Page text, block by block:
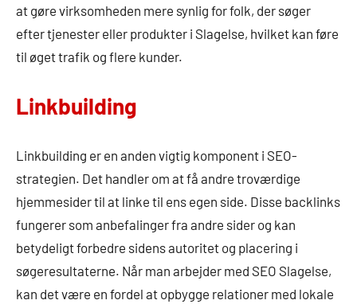
at gøre virksomheden mere synlig for folk, der søger
efter tjenester eller produkter i Slagelse, hvilket kan føre
til øget trafik og flere kunder.
Linkbuilding
Linkbuilding er en anden vigtig komponent i SEO-
strategien. Det handler om at få andre troværdige
hjemmesider til at linke til ens egen side. Disse backlinks
fungerer som anbefalinger fra andre sider og kan
betydeligt forbedre sidens autoritet og placering i
søgeresultaterne. Når man arbejder med SEO Slagelse,
kan det være en fordel at opbygge relationer med lokale